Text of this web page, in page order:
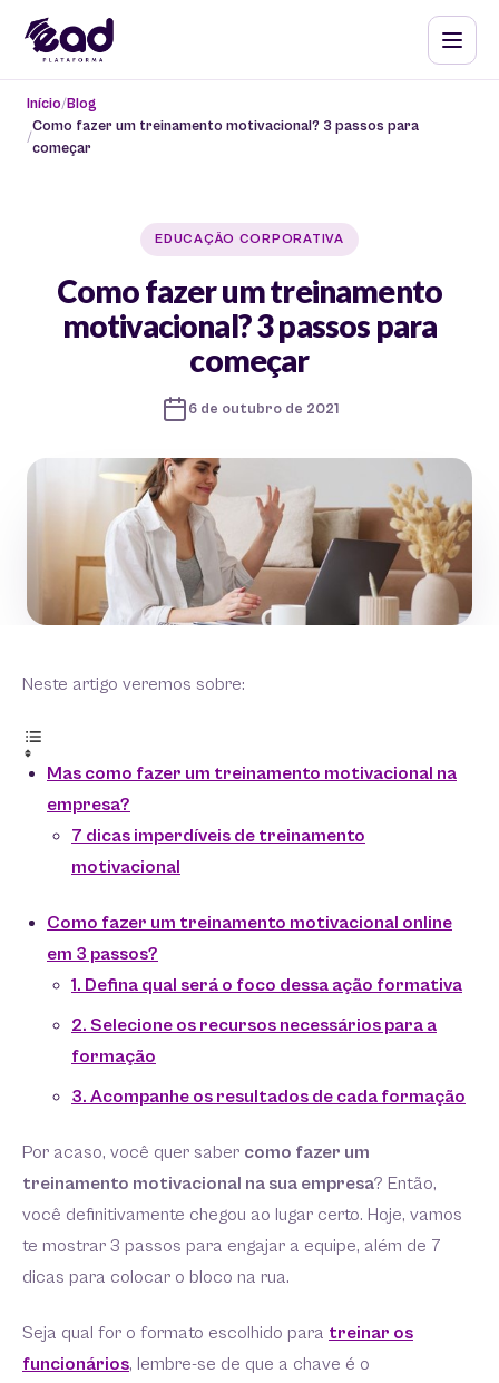
Início Blog
Como fazer um treinamento motivacional? 3 passos para
começar
EDUCAÇÃO CORPORATIVA
Como fazer um treinamento
motivacional? 3 passos para
começar
6 de outubro de 2021
Neste artigo veremos sobre:
Mas como fazer um treinamento motivacional na
empresa?
7 dicas imperdíveis de treinamento
motivacional
Como fazer um treinamento motivacional online
em 3 passos?
1. Defina qual será o foco dessa ação formativa
2. Selecione os recursos necessários para a
formação
3. Acompanhe os resultados de cada formação
Por acaso, você quer saber como fazer um
treinamento motivacional na sua empresa? Então,
você definitivamente chegou ao lugar certo. Hoje, vamos
te mostrar 3 passos para engajar a equipe, além de 7
dicas para colocar o bloco na rua.
Seja qual for o formato escolhido para treinar os
funcionários, lembre-se de que a chave é o